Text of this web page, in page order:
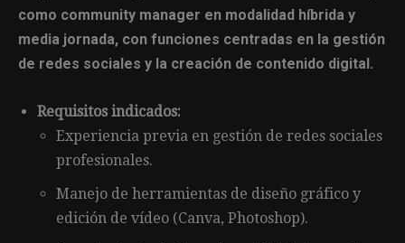
como community manager en modalidad híbrida y
media jornada, con funciones centradas en la gestión
de redes sociales y la creación de contenido digital.
Requisitos indicados:
Experiencia previa en gestión de redes sociales
profesionales.
Manejo de herramientas de diseño gráfico y
edición de vídeo (Canva, Photoshop).